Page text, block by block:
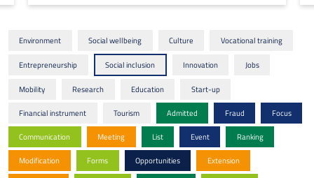
Environment Social wellbeing Culture Vocational training
Entrepreneurship Social inclusion Innovation Jobs
Mobility Research Education Start-up
Financial instrument Tourism Admitted Fraud Focus
Communication Meeting List Event Ranking
Modification Forms Opportunities Extension